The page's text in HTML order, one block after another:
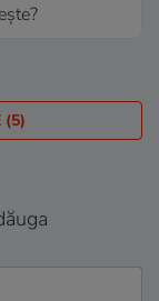
(5)